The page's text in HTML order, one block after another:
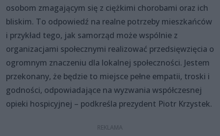
osobom zmagającym się z ciężkimi chorobami oraz ich
bliskim. To odpowiedź na realne potrzeby mieszkańców
i przykład tego, jak samorząd może wspólnie z
organizacjami społecznymi realizować przedsięwzięcia o
ogromnym znaczeniu dla lokalnej społeczności. Jestem
przekonany, że będzie to miejsce pełne empatii, troski i
godności, odpowiadające na wyzwania współczesnej
opieki hospicyjnej – podkreśla prezydent Piotr Krzystek.